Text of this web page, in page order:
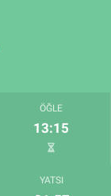
ÖĞLE
13:15
YATSI